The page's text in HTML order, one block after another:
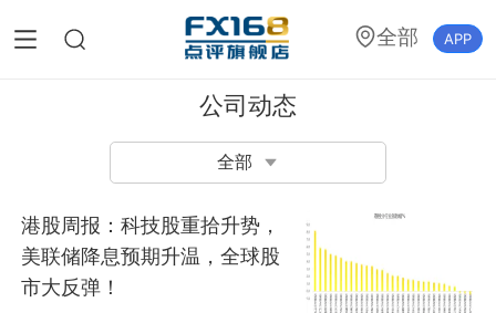
全部 APP
公司动态
全部
港股周报：科技股重拾升势，
美联储降息预期升温，全球股
市大反弹！